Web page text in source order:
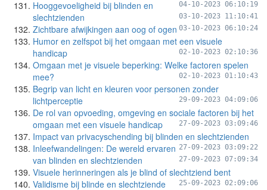
04-10-2023 06:10:19
Hooggevoeligheid bij blinden en
slechtzienden
03-10-2023 11:10:41
Zichtbare afwijkingen aan oog of ogen 03-10-2023 06:10:24
Humor en zelfspot bij het omgaan met een visuele
handicap
02-10-2023 02:10:36
Omgaan met je visuele beperking: Welke factoren spelen
mee?
02-10-2023 01:10:43
Begrip van licht en kleuren voor personen zonder
lichtperceptie
29-09-2023 04:09:06
De rol van opvoeding, omgeving en sociale factoren bij het
omgaan met een visuele handicap
27-09-2023 03:09:46
Impact van privacyschending bij blinden en slechtzienden
27-09-2023 03:09:22
Inleefwandelingen: De wereld ervaren
van blinden en slechtzienden
27-09-2023 07:09:34
Visuele herinneringen als je blind of slechtziend bent
25-09-2023 02:09:06
Validisme bij blinde en slechtziende